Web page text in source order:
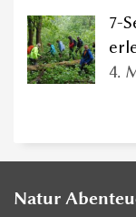
7-
4.
Natur